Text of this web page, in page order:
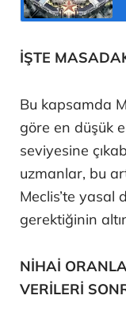
İŞTE
Bu kapsamda
göre en düşük
seviyesine
uzmanlar, bu
Meclis’te yasal
gerektiğinin
NİHAİ
VERİLERİ